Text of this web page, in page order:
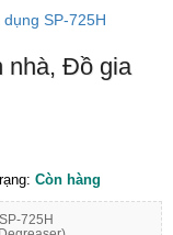
nhà, Đồ gia
Còn hàng
SP-725H